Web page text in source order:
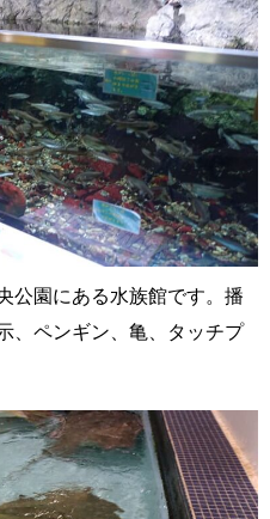
公園にある水族館です。播
、ペンギン、亀、タッチプ